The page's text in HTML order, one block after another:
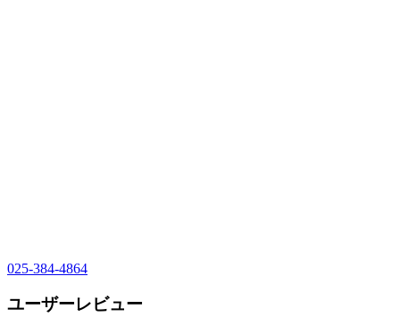
025-384-4864
ユーザーレビュー